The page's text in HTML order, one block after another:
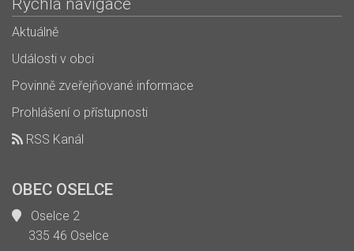
Rychlá navigace
Aktuálně
Události v obci
Povinně zveřejňované informace
Prohlášení o přístupnosti
RSS Kanál
OBEC OSELCE
Oselce 2
335 46 Oselce